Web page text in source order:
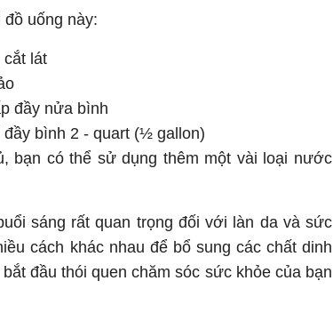
uống này:
lát
đầy nửa bình
bình 2 ‑ quart (½ gallon)
bạn có thể sử dụng thêm một vài loại nước
sáng rất quan trọng đối với làn da và sức
cách khác nhau để bổ sung các chất dinh
đầu thói quen chăm sóc sức khỏe của bạn